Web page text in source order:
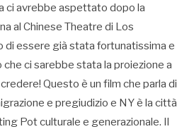
ci avrebbe aspettato dopo la
al Chinese Theatre di Los
di essere già stata fortunatissima e
ci sarebbe stata la proiezione a
Questo è un film che parla di
e pregiudizio e NY è la città
Pot culturale e generazionale. Il